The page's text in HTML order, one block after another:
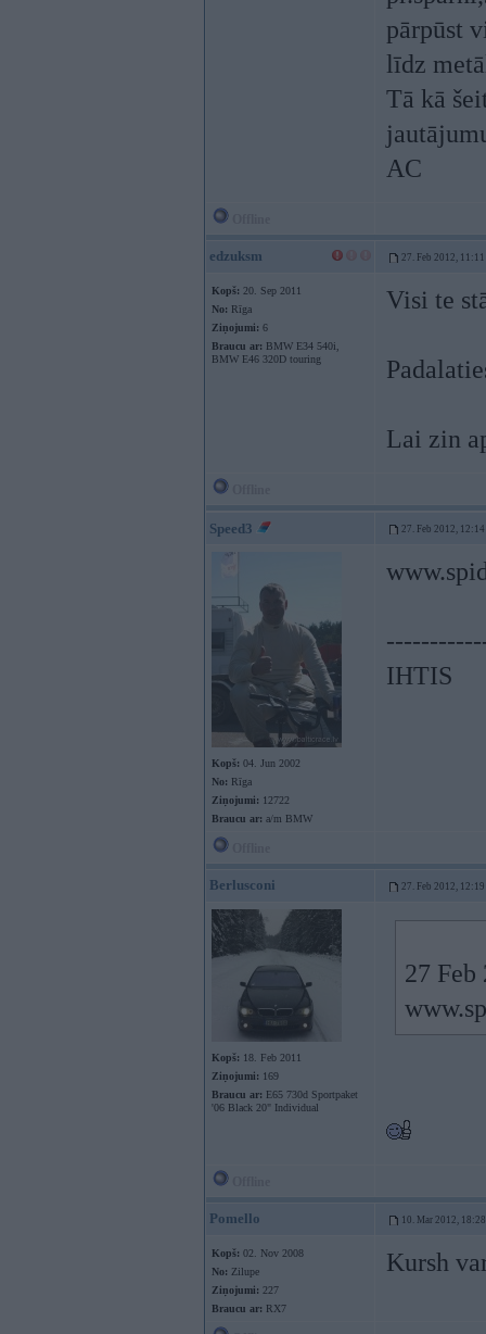
pārpūst
līdz
Tā kā
AC
edzuksm 27. Feb 2012, 11:11
Kopš: 20. Sep 2011
No: Rīga
Ziņojumi: 6
Braucu ar: BMW E34 540i,
BMW E46 320D touring
Visi te
Lai zin
Speed3 27. Feb 2012, 12:14
Kopš: 04. Jun 2002
No: Rīga
Ziņojumi: 12722
Braucu ar: a/m BMW
IHTIS
Berlusconi 27. Feb 2012, 12:19
Kopš: 18. Feb 2011
Ziņojumi: 169
Braucu ar: E65 730d Sportpaket
'06 Black 20" Individual
27 Feb
Pomello 10. Mar 2012, 18:28
Kopš: 02. Nov 2008
No: Zilupe
Ziņojumi: 227
Braucu ar: RX7
Kursh